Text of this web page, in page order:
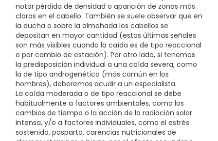
(Clorhidrato de piridoxina), Vitamina B1 (Clorhidrato de
piridoxina), Colorantes (Dióxido de titanio, Óxido de
hierro, Riboflavina y Ácido carmínico). Vitamina B9/
Folato (Ácido pteroilmonoglutámico),
Antiaglomerante (Talco), Selenito sódico, Biotina (D-
biotina), Almidón modificado y Emulsificante
(Lecitina).
notar pérdida de densidad o aparición de zonas más
claras en el cabello. También se suele observar que en
la ducha o sobre la almohada los cabellos se
depositan en mayor cantidad (estas últimas señales
son más visibles cuando la caída es de tipo reaccional
o por cambio de estación). Por otro lado, si tenemos
la predisposición individual a una caída severa, como
la de tipo androgenético (más común en los
hombres), deberemos acudir a un especialista.
La caída moderada o de tipo reaccional se debe
habitualmente a factores ambientales, como los
cambios de tiempo o la acción de la radiación solar
intensa, y/o a factores individuales, como el estrés
sostenido, posparto, carencias nutricionales de